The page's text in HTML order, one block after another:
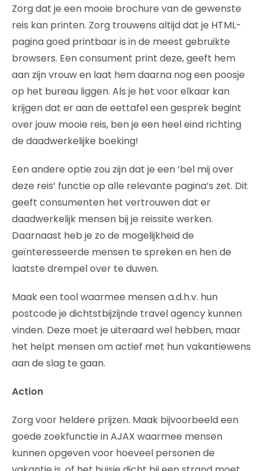
Zorg dat je een mooie brochure van de gewenste
reis kan printen. Zorg trouwens altijd dat je HTML-
pagina goed printbaar is in de meest gebruikte
browsers. Een consument print deze, geeft hem
aan zijn vrouw en laat hem daarna nog een poosje
op het bureau liggen. Als je het voor elkaar kan
krijgen dat er aan de eettafel een gesprek begint
over jouw mooie reis, ben je een heel eind richting
de daadwerkelijke boeking!
Een andere optie zou zijn dat je een ‘bel mij over
deze reis’ functie op alle relevante pagina’s zet. Dit
geeft consumenten het vertrouwen dat er
daadwerkelijk mensen bij je reissite werken.
Daarnaast heb je zo de mogelijkheid de
geïnteresseerde mensen te spreken en hen de
laatste drempel over te duwen.
Maak een tool waarmee mensen a.d.h.v. hun
postcode je dichtstbijzijnde travel agency kunnen
vinden. Deze moet je uiteraard wel hebben, maar
het helpt mensen om actief met hun vakantiewens
aan de slag te gaan.
Action
Zorg voor heldere prijzen. Maak bijvoorbeeld een
goede zoekfunctie in AJAX waarmee mensen
kunnen opgeven voor hoeveel personen de